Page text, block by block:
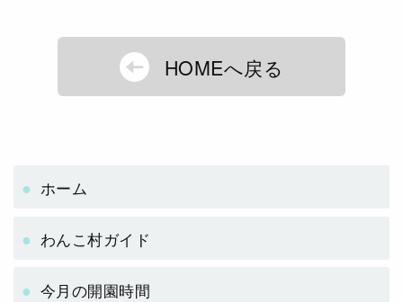
HOMEへ戻る
ホーム
わんこ村ガイド
今月の開園時間